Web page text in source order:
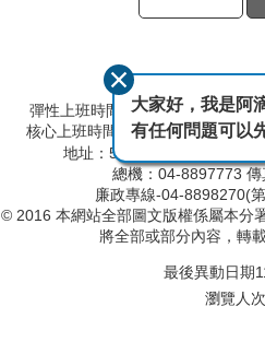
彈性上班時間：AM8:00~09:00 彈
核心上班時間：星期一 ~ 星期五
地址：524001彰化縣溪州鄉
總機：04-8897773
廉政專線-04-8898270(
© 2016 本網站全部圖文版權係屬本分
將全部或部分內容，轉
最後異動日期
瀏覽人次
大家好，我是阿
有任何問題可以